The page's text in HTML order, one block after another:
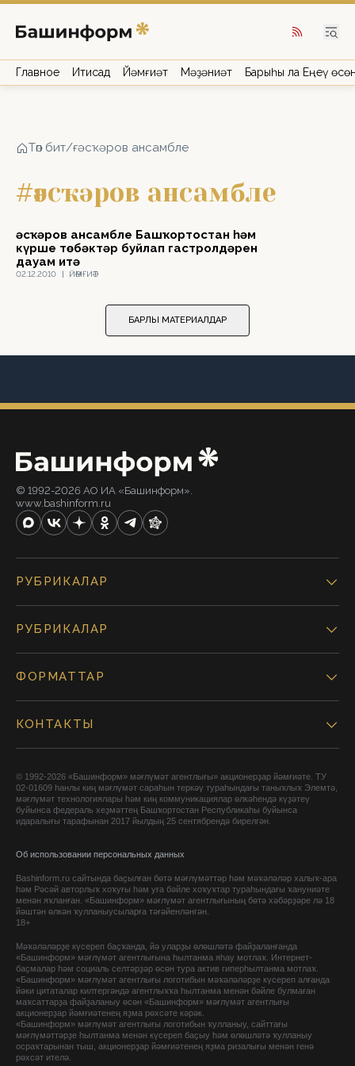
Главное Иҡтисад Йәмғиәт Мәҙәниәт Барыһы ла Еңеү
Төп бит/ғәсҡәров ансамбле
#ғәсҡәров ансамбле
02.12.2010 | ЙӘМҒИӘТ
Ғәсҡәров ансамбле Башҡортостан һәм
күрше төбәктәр буйлап гастролдәрен
дауам итә
БАРЛЫҠ МАТЕРИАЛДАР
© 1992-2026 АО ИА «Башинформ».
www.bashinform.ru
РУБРИКАЛАР
РУБРИКАЛАР
ФОРМАТТАР
КОНТАКТЫ
© 1992-2026 «Башинформ» мәғлүмәт агентлығы» акционерҙар йәмғиәте. ТУ
02-01609 һанлы киң мәғлүмәт сараһын теркәү тураһындағы таныҡлыҡ Элемтә,
мәғлүмәт технологиялары һәм киң коммуникациялар өлкәһендә күҙәтеү
буйынса федераль хеҙмәттең Башҡортостан Республикаһы буйынса
идаралығы тарафынан 2017 йылдың 25 сентябрендә бирелгән.
Об использовании персональных данных
Bashinform.ru сайтында баҫылған бөтә мәғлүмәттәр һәм мәҡәләләр халыҡ-ара
һәм Рәсәй авторлыҡ хоҡуғы һәм уға бәйле хоҡуҡтар тураһындағы ҡануниәте
менән яҡланған. «Башинформ» мәғлүмәт агентлығының бөтә хәбәрҙәре лә 18
йәштән өлкән ҡулланыусыларға тәғәйенләнгән.
18+
Мәҡәләләрҙе күсереп баҫҡанда, йә уларҙы өлөшләтә файҙаланғанда
«Башинформ» мәғлүмәт агентлығына һылтанма яһау мотлаҡ. Интернет-
баҫмалар һәм социаль селтәрҙәр өсөн тура актив гиперһылтанма мотлаҡ.
«Башинформ» мәғлүмәт агентлығы логотибын мәҡәләләрҙе күсереп алғанда
йәки цитаталар килтергәндә агентлыҡҡа һылтанма менән бәйле булмаған
маҡсаттарҙа файҙаланыу өсөн «Башинформ» мәғлүмәт агентлығы
акционерҙар йәмғиәтенең яҙма рөхсәте кәрәк.
«Башинформ» мәғлүмәт агентлығы логотибын ҡулланыу, сайттағы
мәғлүмәттәрҙе һылтанма менән күсереп баҫыу һәм өлөшләтә ҡулланыу
осраҡтарынан тыш, акционерҙар йәмғиәтенең яҙма ризалығы менән генә
рөхсәт ителә.